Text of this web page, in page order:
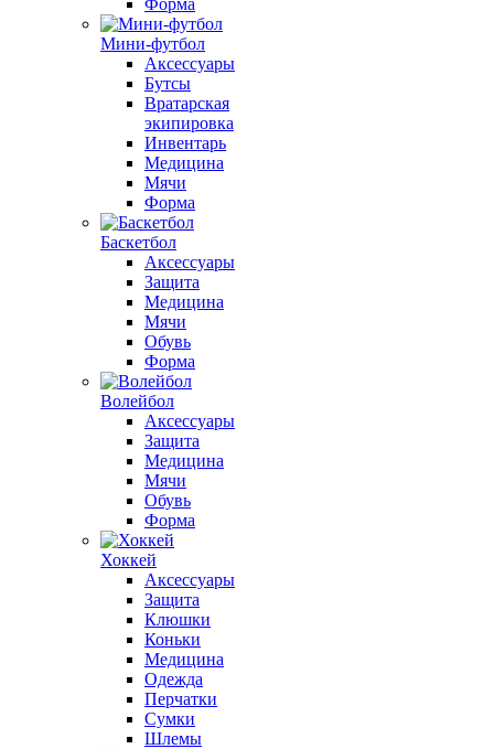
Форма
Мини-футбол
Аксессуары
Бутсы
Вратарская
экипировка
Инвентарь
Медицина
Мячи
Форма
Баскетбол
Аксессуары
Защита
Медицина
Мячи
Обувь
Форма
Волейбол
Аксессуары
Защита
Медицина
Мячи
Обувь
Форма
Хоккей
Аксессуары
Защита
Клюшки
Коньки
Медицина
Одежда
Перчатки
Сумки
Шлемы